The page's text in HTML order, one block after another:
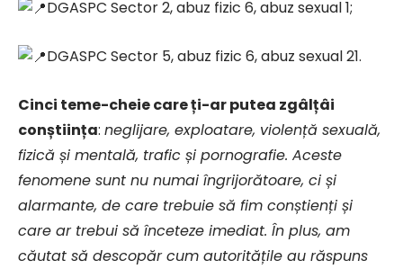
DGASPC Sector 2, abuz fizic 6, abuz sexual 1;
DGASPC Sector 5, abuz fizic 6, abuz sexual 21.
Cinci teme-cheie care ți-ar putea zgâlțâi
conștiința: neglijare, exploatare, violență sexuală,
fizică și mentală, trafic și pornografie. Aceste
fenomene sunt nu numai îngrijorătoare, ci și
alarmante, de care trebuie să fim conștienți și
care ar trebui să înceteze imediat. În plus, am
căutat să descopăr cum autoritățile au răspuns